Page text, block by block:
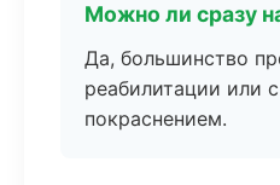
Можно ли сразу
Да, большинство
реабилитации или
покраснением.